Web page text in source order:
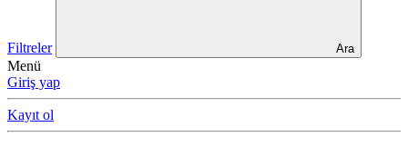
Filtreler Ara
Menü
Giriş yap
Kayıt ol